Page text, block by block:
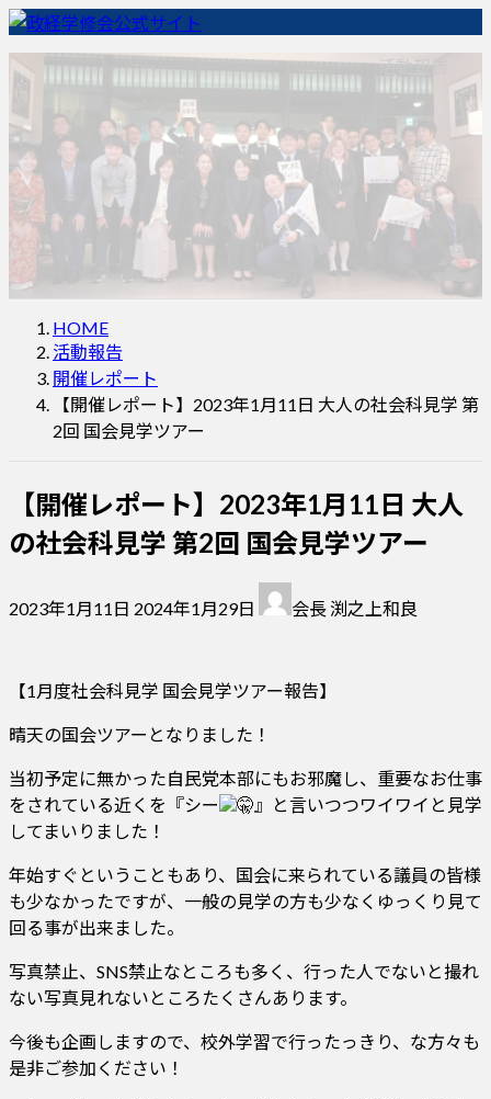
コ
ン
テ
ツ
へ
ス
キ
ッ
ナ
ビ
ゲ
シ
ョ
ン
に
移
ホーム Home 政経学修会とはAbout us
入会案内Membershipイベント情報Event information
活動報告 Reportインタビュー お問い合わせ Contact
活動報告
HOME
活動報告
開催レポート
【開催レポート】2023年1月11日 大人の社会科見学 第
2回 国会見学ツアー
【開催レポート】2023年1月11日 大人
の社会科見学 第2回 国会見学ツアー
2023年1月11日
終
日
2024年1月29日 会長 渕之上和良
【1月度社会科見学 国会見学ツアー報告】
晴天の国会ツアーとなりました！
当初予定に無かった自民党本部にもお邪魔し、重要なお仕事
をされている近くを『シー
』と言いつつワイワイと見学
してまいりました！
年始すぐということもあり、国会に来られている議員の皆様
も少なかったですが、一般の見学の方も少なくゆっくり見て
回る事が出来ました。
写真禁止、SNS禁止なところも多く、行った人でないと撮れ
ない写真見れないところたくさんあります。
今後も企画しますので、校外学習で行ったっきり、な方々も
是非ご参加ください！